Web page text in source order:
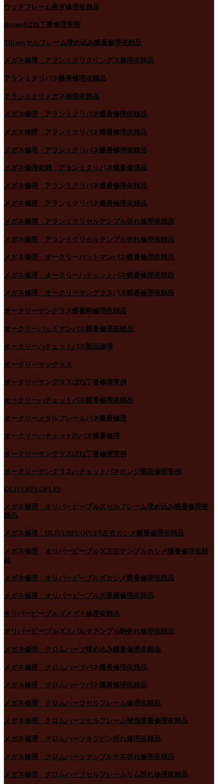
ウッドフレーム接ぎ修理依頼品
shwoodばね丁番修理実例
Tiffanyセルフレーム埋め込み蝶番修理依頼品
メガネ修理 アランミクリクリングス修理依頼品
アランミクリバネ蝶番修理依頼品
アランミクリメガネ修理依頼品
メガネ修理 アランミクリバネ蝶番修理依頼品
メガネ修理 アランミクリバネ蝶番修理依頼品
メガネ修理 アランミクリバネ蝶番修理依頼品
メガネ修理依頼 アランミクリバネ蝶番修理品
メガネ修理 アランミクリバネ蝶番修理依頼品
メガネ修理 アランミクリバネ蝶番修理依頼品
メガネ修理 アランミクリセルテンプル折れ修理依頼品
メガネ修理 アランミクリセルテンプル折れ修理依頼品
メガネ修理 オークリーバットマンバネ蝶番修理依頼品
メガネ修理 オークリーハチェットバネ蝶番修理依頼品
メガネ修理 オークリーサングラスバネ蝶番修理依頼品
オークリーサングラス蝶番駒修理依頼品
オークリーバッドマンバネ蝶番修理依頼品
オークリーハチェットバネ部品修理
オークリーサングラス
オークリーサングラスばね丁番修理実例
オークリーハチェットバネ蝶番修理依頼品
オークリーメタルフレームバネ蝶番修理
オークリーハチェットのバネ蝶番修理
オークリーサングラスばね丁番修理実例
オークリーサングラスハチェットバネヒンジ部品修理実例
OLIVERPEOPLES
メガネ修理 オリバーピープルズセルフレーム埋め込み蝶番修理依
頼品
メガネ修理 OLIVERPEOPLES左右カシメ蝶番修理依頼品
メガネ修理 オリバーピープルズ左右テンプルカシメ蝶番修理依頼
品
メガネ修理 オリバーピープルズカシメ蝶番修理依頼品
メガネ修理 オリバーピープルズ眼鏡修理依頼品
オリバーピープルズメガネ修理依頼品
オリバーピープルズスパルタテンプル駒折れ修理依頼品
メガネ修理 クロムハーツ埋め込み蝶番修理依頼品
メガネ修理 クロムハーツバネ蝶番修理依頼品
メガネ修理 クロムハーツバネ蝶番修理依頼品
メガネ修理 クロムハーツセルフレーム修理依頼品
メガネ修理 クロムハーツセルフレーム補強溶着修理依頼品
メガネ修理 クロムハーツネジピン折れ修理依頼品
メガネ修理 クロムハーツテンプル中芯折れ修理依頼品
メガネ修理 クロムハーツセルフレームリム折れ修理依頼品